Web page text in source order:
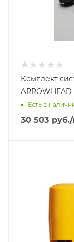
Комплект
Есть в
30 503 руб.